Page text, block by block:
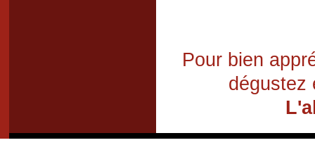
Pour bien
dégustez